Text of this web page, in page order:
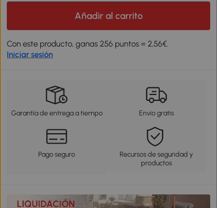
Añadir al carrito
Con este producto, ganas 256 puntos = 2,56€.
Iniciar sesión
Garantía de entrega a tiempo Envío gratis
Pago seguro
Recursos de seguridad y
productos